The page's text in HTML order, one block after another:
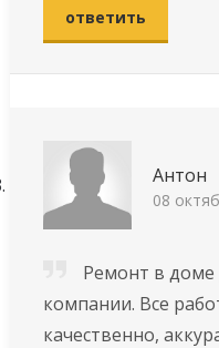
ответить
Антон
08
Ремонт в
компании. Все
качественно,